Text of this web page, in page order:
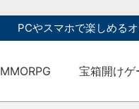
PCやスマホで楽しめる
MMORPG 宝箱開けゲ